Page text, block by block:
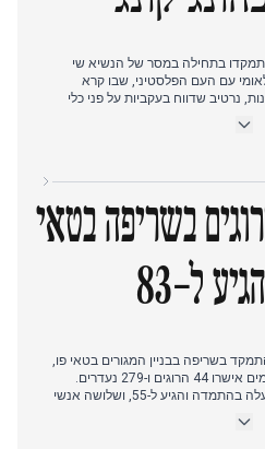
בתחילה במסר של הנשיא שי
עם העם הפלסטיני, שבו קרא
נרטיב שדווח בעקביות על פני כלי
הנשיא שי הגיש תנחומים על
חילוץ כוללים, התפתחות שזכתה
ממלכתיים והן על ידי כלי תקשורת
בשריפה בטאי
ל-83
בשריפה בבניין המגורים בטאי פו,
הונג קונג, כאשר דיווחים מוקדמים אישרו 44 הרוגים ו-279 נעדרים.
במהלך הבוקר, מניין ההרוגים עלה בהתמדה והגיע ל-55, ושלושה אנשי
הנשיא שי ג'ינפינג וקריאותיו למאמצי